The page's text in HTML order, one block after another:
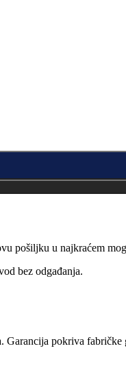
pošiljku u najkraćem
bez odgađanja.
pokriva